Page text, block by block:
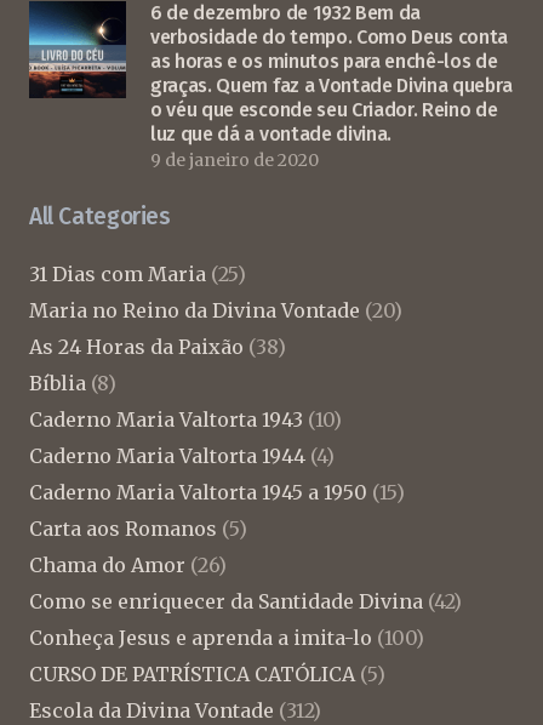
6 de dezembro de 1932 Bem da
verbosidade do tempo. Como Deus conta
as horas e os minutos para enchê-los de
graças. Quem faz a Vontade Divina quebra
o véu que esconde seu Criador. Reino de
luz que dá a vontade divina.
9 de janeiro de 2020
All Categories
31 Dias com Maria (25)
Maria no Reino da Divina Vontade (20)
As 24 Horas da Paixão (38)
Bíblia (8)
Caderno Maria Valtorta 1943 (10)
Caderno Maria Valtorta 1944 (4)
Caderno Maria Valtorta 1945 a 1950 (15)
Carta aos Romanos (5)
Chama do Amor (26)
Como se enriquecer da Santidade Divina (42)
Conheça Jesus e aprenda a imita-lo (100)
CURSO DE PATRÍSTICA CATÓLICA(5)
Escola da Divina Vontade (312)